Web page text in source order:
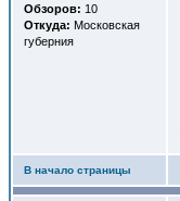
Обзоров: 10
Откуда: Московская
губерния
В начало страницы